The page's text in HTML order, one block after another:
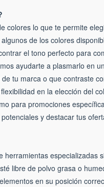
colores lo que te permite
de los colores
el tono perfecto para
ayudarte a plasmarlo en
tu marca o que contraste
en la elección del
para promociones
y destacar tus
especializadas
libre de polvo grasa o
en su posición